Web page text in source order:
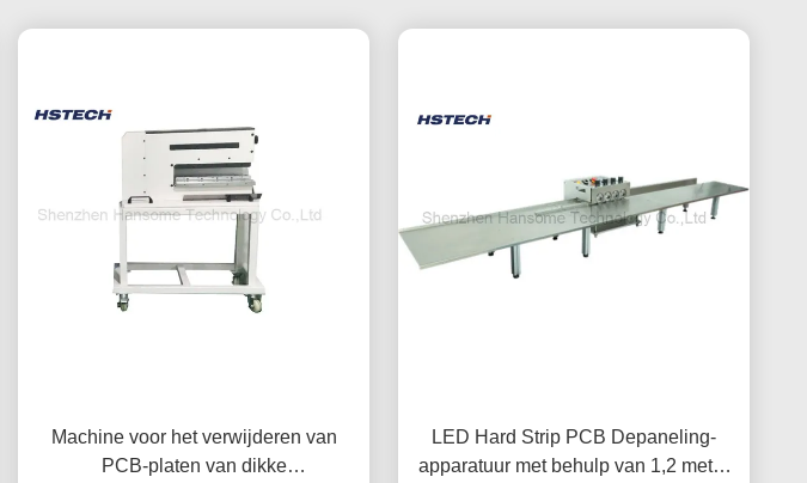
Machine voor het verwijderen van
PCB-platen van dikke
LED Hard Strip PCB Depaneling-
apparatuur met behulp van 1,2 meter